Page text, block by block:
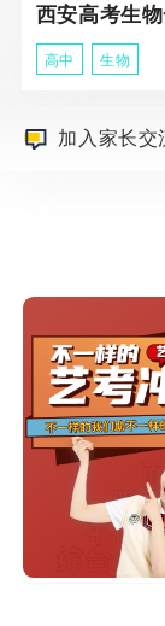
高中 生物
加入家长